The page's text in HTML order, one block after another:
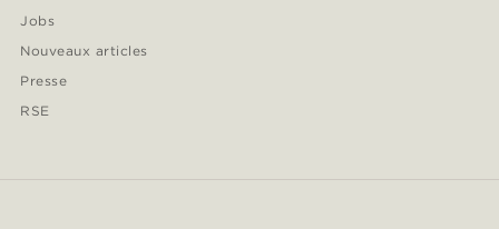
Jobs
Nouveaux articles
Presse
RSE